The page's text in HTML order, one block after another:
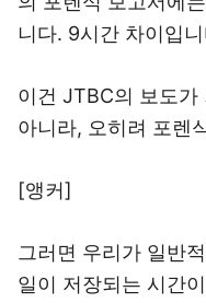
니다. 9시간 차이입
이건 JTBC의 보도가
아니라, 오히려 포렌
[앵커]
그러면 우리가 일반
일이 저장되는 시간